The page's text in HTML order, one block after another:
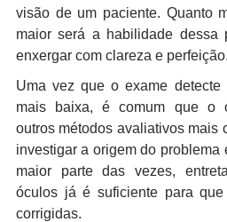
visão de um paciente. Quanto
maior será a habilidade dessa
enxergar com clareza e perfeição.
Uma vez que o exame
mais baixa, é comum que o
outros métodos avaliativos mais
investigar a origem do problema
maior parte das vezes,
óculos já é suficiente para
corrigidas.